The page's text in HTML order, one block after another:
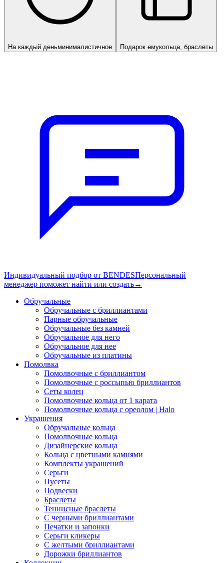
На каждый деньминималистичное Подарок емукольца, браслеты
Индивидуальный подбор от BENDESПерсональный
менеджер поможет найти или создать→
Обручальные
Обручальные с бриллиантами
Парные обручальные
Обручальные без камней
Обручальное для него
Обручальное для нее
Обручальные из платины
Помолвка
Помолвочные с бриллиантом
Помолвочные с россыпью бриллиантов
Сеты колец
Помолвочные кольца от 1 карата
Помолвочные кольца с ореолом | Halo
Украшения
Обручальные кольца
Помолвочные кольца
Дизайнерские кольца
Кольца с цветными камнями
Комплекты украшений
Серьги
Пусеты
Подвески
Браслеты
Теннисные браслеты
C черными бриллиантами
Печатки и запонки
Серьги кликеры
С желтыми бриллиантами
Дорожки бриллиантов